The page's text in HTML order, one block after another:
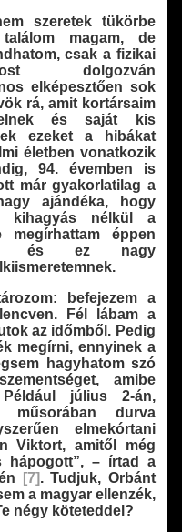
szeretek tükörbe
magam, de
csak a fizikai
dolgozván
elképesztően sok
rá, amit kortársaim
és saját kis
ezeket a hibákat
életben vonatkozik
94. évemben is
már gyakorlatilag a
ajándéka, hogy
kihagyás nélkül a
megírhattam éppen
és ez nagy
befejezem a
Fél lábam a
az időmből. Pedig
megírni, ennyinek a
hagyhatom szó
amibe
Például július 2-án,
műsorában durva
elmekórtani
Viktort, amitől még
hápogott”, – írtad a
[7]. Tudjuk, Orbánt
a magyar ellenzék,
négy köteteddel?